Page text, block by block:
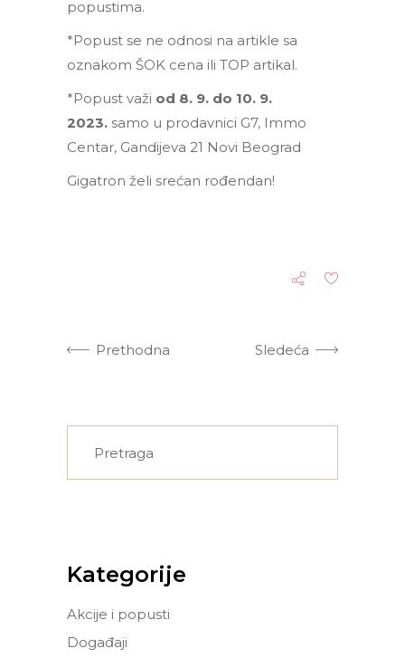
popustima.
*Popust se ne odnosi na artikle sa
oznakom ŠOK cena ili TOP artikal.
*Popust važi od 8. 9. do 10. 9.
2023. samo u prodavnici G7, Immo
Centar, Gandijeva 21 Novi Beograd
Gigatron želi srećan rođendan!
Prethodna Sledeća
Kategorije
Akcije i popusti
Događaji